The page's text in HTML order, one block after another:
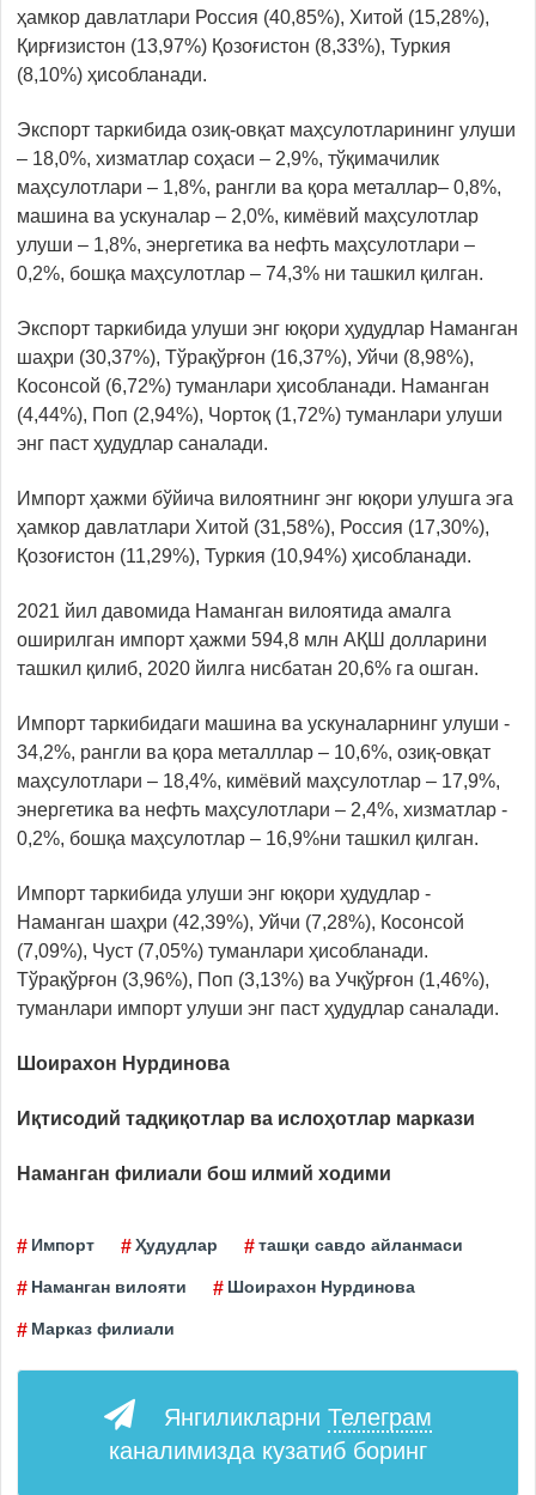
ҳамкор давлатлари Россия (40,85%), Хитой (15,28%),
Қирғизистон (13,97%) Қозоғистон (8,33%), Туркия
(8,10%) ҳисобланади.
Экспорт таркибида озиқ-овқат маҳсулотларининг улуши
– 18,0%, хизматлар соҳаси – 2,9%, тўқимачилик
маҳсулотлари – 1,8%, рангли ва қора металлар– 0,8%,
машина ва ускуналар – 2,0%, кимёвий маҳсулотлар
улуши – 1,8%, энергетика ва нефть маҳсулотлари –
0,2%, бошқа маҳсулотлар – 74,3% ни ташкил қилган.
Экспорт таркибида улуши энг юқори ҳудудлар Наманган
шаҳри (30,37%), Тўрақўрғон (16,37%), Уйчи (8,98%),
Косонсой (6,72%) туманлари ҳисобланади. Наманган
(4,44%), Поп (2,94%), Чортоқ (1,72%) туманлари улуши
энг паст ҳудудлар саналади.
Импорт ҳажми бўйича вилоятнинг энг юқори улушга эга
ҳамкор давлатлари Хитой (31,58%), Россия (17,30%),
Қозоғистон (11,29%), Туркия (10,94%) ҳисобланади.
2021 йил давомида Наманган вилоятида амалга
оширилган импорт ҳажми 594,8 млн АҚШ долларини
ташкил қилиб, 2020 йилга нисбатан 20,6% га ошган.
Импорт таркибидаги машина ва ускуналарнинг улуши -
34,2%, рангли ва қора металллар – 10,6%, озиқ-овқат
маҳсулотлари – 18,4%, кимёвий маҳсулотлар – 17,9%,
энергетика ва нефть маҳсулотлари – 2,4%, хизматлар -
0,2%, бошқа маҳсулотлар – 16,9%ни ташкил қилган.
Импорт таркибида улуши энг юқори ҳудудлар -
Наманган шаҳри (42,39%), Уйчи (7,28%), Косонсой
(7,09%), Чуст (7,05%) туманлари ҳисобланади.
Тўрақўрғон (3,96%), Поп (3,13%) ва Учқўрғон (1,46%),
туманлари импорт улуши энг паст ҳудудлар саналади.
Шоирахон Нурдинова
Иқтисодий тадқиқотлар ва ислоҳотлар маркази
Наманган филиали бош илмий ходими
Импорт Ҳудудлар ташқи савдо айланмаси
Наманган вилояти Шоирахон Нурдинова
Марказ филиали
Янгиликларни Телеграм
каналимизда кузатиб боринг